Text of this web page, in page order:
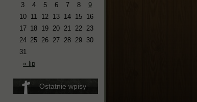
« lip
3
4 5 6 7 8
9
10
11 12 13 14 15 16
17 18 19 20 21 22 23
24 25 26 27 28 29 30
31
Ostatnie wpisy